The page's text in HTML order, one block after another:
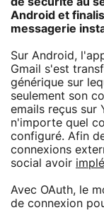
Android et
messagerie
Sur Android,
Gmail s'est
générique sur
seulement son
emails reçus sur
n'importe quel
configuré. Afin
connexions
social avoir
Avec OAuth, le
de connexion